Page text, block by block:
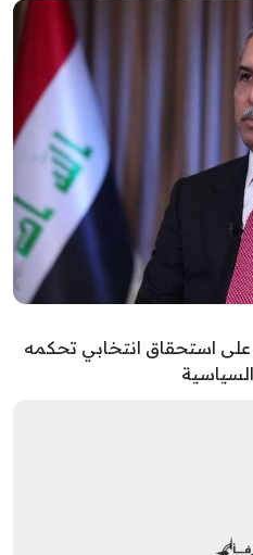
على استحقاق انتخابي تحكمه
السياسية